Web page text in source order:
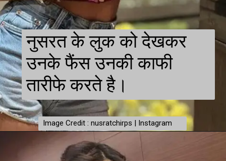
Image Credit : nusratchirps | Instagram
नुसरत के लुक को देखकर
उनके फैंस उनकी काफी
तारीफे करते है।